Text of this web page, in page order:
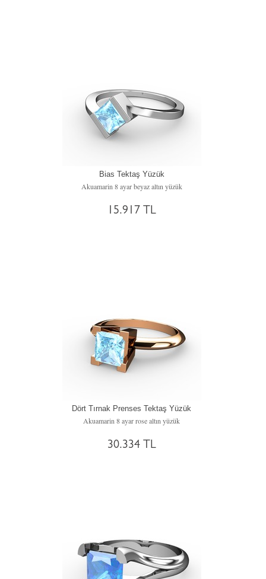
Bias Tektaş Yüzük
Akuamarin 8 ayar beyaz altın yüzük
15.917 TL
Dört Tırnak Prenses Tektaş Yüzük
Akuamarin 8 ayar rose altın yüzük
30.334 TL